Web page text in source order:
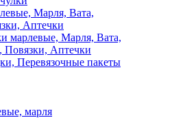
Марля, Вата,
Аптечки
марлевые, Марля, Вата,
Повязки, Аптечки
Перевязочные пакеты
марля